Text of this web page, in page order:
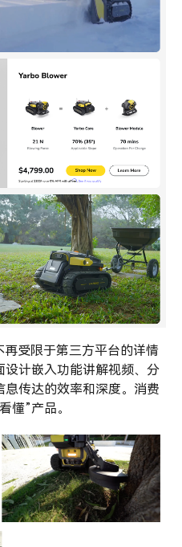
再受限于第三方平台的详情
计嵌入功能讲解视频、分
传达的效率和深度。消费
懂”产品。